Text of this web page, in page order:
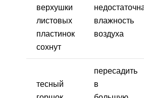
верхушки
листовых
пластинок
сохнут
влажность
воздуха
тесный
пересадить
в